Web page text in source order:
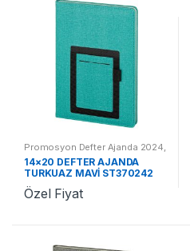
Promosyon Defter Ajanda 2024,
Promosyon 2024 Ajandalar
14×20 DEFTER AJANDA
TURKUAZ MAVİ ST370242
TM
Özel Fiyat